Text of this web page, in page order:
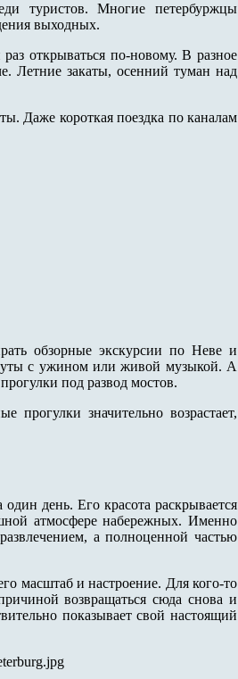
туристов. Многие петербуржцы
выходных.
открываться по-новому. В разное
Летние закаты, осенний туман над
Даже короткая поездка по каналам
обзорные экскурсии по Неве и
с ужином или живой музыкой. А
под развод мостов.
значительно возрастает,
день. Его красота раскрывается
атмосфере набережных. Именно
а полноценной частью
масштаб и настроение. Для кого-то
возвращаться сюда снова и
показывает свой настоящий